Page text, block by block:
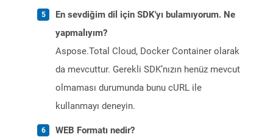
En sevdiğim dil için SDK'yı bulamıyorum. Ne
yapmalıyım?
Aspose.Total Cloud, Docker Container olarak
da mevcuttur. Gerekli SDK’nızın henüz mevcut
olmaması durumunda bunu cURL ile
kullanmayı deneyin.
WEB Formatı nedir?